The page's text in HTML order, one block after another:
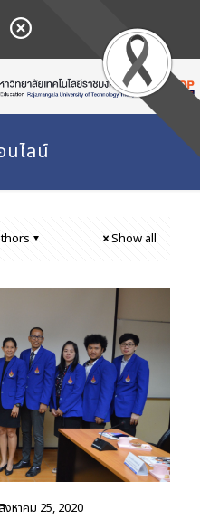
นไลน์
Show all
สิงหาคม 25, 2020